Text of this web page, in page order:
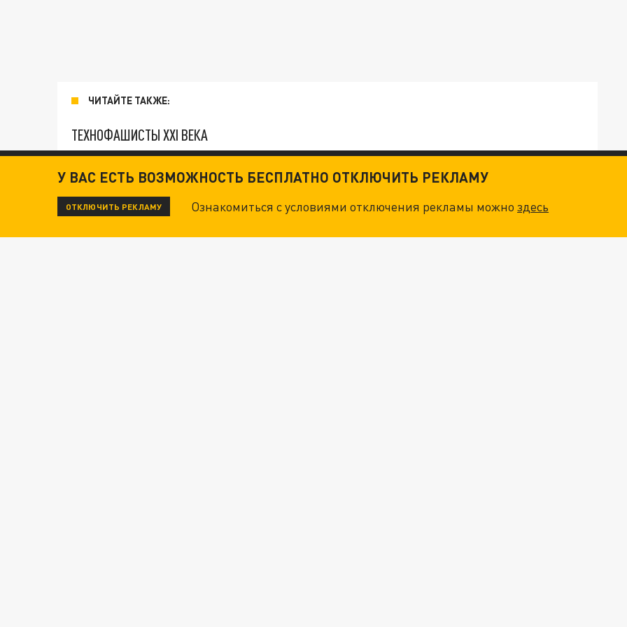
ЧИТАЙТЕ ТАКЖЕ:
ТЕХНОФАШИСТЫ XXI ВЕКА
"КРОТАМИ" БЫЛИ ВСЕ? ТЕРАКТ В ЦЕНТРЕ МОСКВЫ: НА ГЕНЕРАЛОВ ОХОТЯТСЯ "ЖИВЫЕ ДРОНЫ"
ДАНЯ С ДАШЕЙ СПАСЛИСЬ ОТ БОЕВИКОВ ВСУ. НО БЕДЫ ДЛЯ МАЛЫШЕЙ НЕ ЗАКОНЧИЛИСЬ
У ВАС ЕСТЬ ВОЗМОЖНОСТЬ БЕСПЛАТНО ОТКЛЮЧИТЬ РЕКЛАМУ
ОТКЛЮЧИТЬ РЕКЛАМУ Ознакомиться с условиями отключения рекламы можноздесь